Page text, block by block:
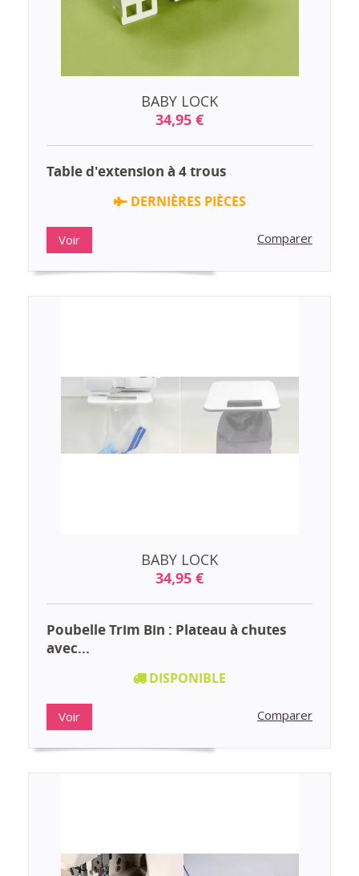
BABY LOCK
34,95 €
Table d'extension à 4 trous
DERNIÈRES PIÈCES
Voir Comparer
BABY LOCK
34,95 €
Poubelle Trim Bin : Plateau à chutes
avec...
DISPONIBLE
Voir Comparer